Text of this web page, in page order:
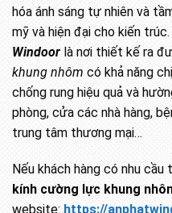
hóa ánh sáng tự nhiên và
mỹ và hiện đại cho kiến
Windoor là nơi thiết kế ra
khung nhôm có khả năng
chống rung hiệu quả và
phòng, cửa các nhà hàng,
trung tâm thương mại…
Nếu khách hàng có nhu
kính cường lực khung
website: https://